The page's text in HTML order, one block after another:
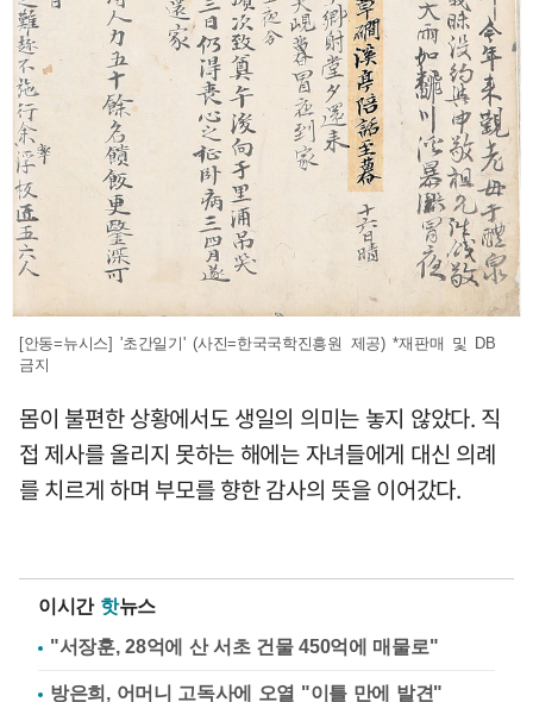
[안동=뉴시스] '초간일기' (사진=한국국학진흥원 제공) *재판매 및 DB
금지
몸이 불편한 상황에서도 생일의 의미는 놓지 않았다. 직
접 제사를 올리지 못하는 해에는 자녀들에게 대신 의례
를 치르게 하며 부모를 향한 감사의 뜻을 이어갔다.
이시간 핫뉴스
"서장훈, 28억에 산 서초 건물 450억에 매물로"
방은희, 어머니 고독사에 오열 "이틀 만에 발견"